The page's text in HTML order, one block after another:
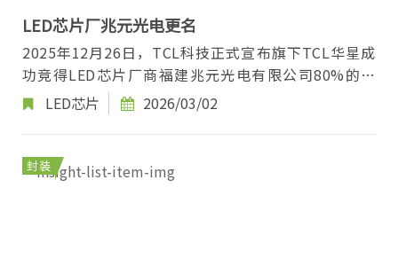
LED芯片厂兆元光电更名
2025年12月26日，TCL科技正式宣布旗下TCL华星成
功竞得LED芯片厂商福建兆元光电有限公司80%的股
权，最终交易价格为4.9亿元。昨日（3/1），该收购项
LED芯片 2026/03/02
封装